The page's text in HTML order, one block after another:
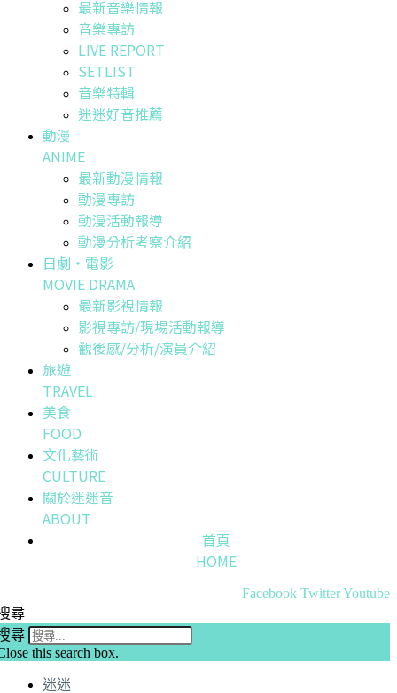
最新音樂情報
音樂專訪
LIVE REPORT
SETLIST
音樂特輯
迷迷好音推薦
動漫
ANIME
最新動漫情報
動漫專訪
動漫活動報導
動漫分析考察介紹
日劇・電影
MOVIE DRAMA
最新影視情報
影視專訪/現場活動報導
觀後感/分析/演員介紹
旅遊
TRAVEL
美食
FOOD
文化藝術
CULTURE
關於迷迷音
ABOUT
首頁
HOME
Facebook TwitterYoutube
尋
尋
this search box.
迷迷